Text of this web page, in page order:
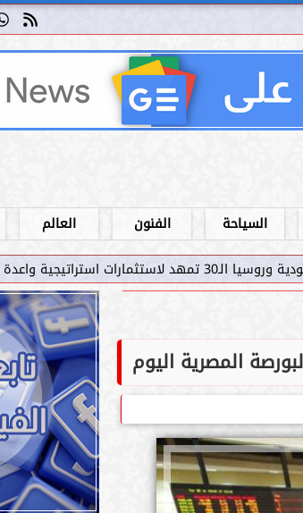
السياحة الفنون العالم
المصرية اليوم